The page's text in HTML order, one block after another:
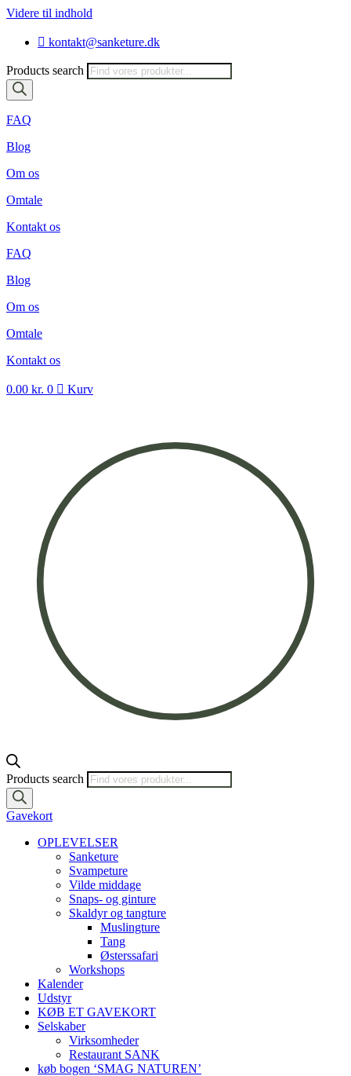
Videre til indhold
kontakt@sanketure.dk
Products search
FAQ
Blog
Om os
Omtale
Kontakt os
FAQ
Blog
Om os
Omtale
Kontakt os
0.00 kr. 0 Kurv
Products search
Gavekort
OPLEVELSER
Sanketure
Svampeture
Vilde middage
Snaps- og ginture
Skaldyr og tangture
Muslingture
Tang
Østerssafari
Workshops
Kalender
Udstyr
KØB ET GAVEKORT
Selskaber
Virksomheder
Restaurant SANK
køb bogen ‘SMAG NATUREN’